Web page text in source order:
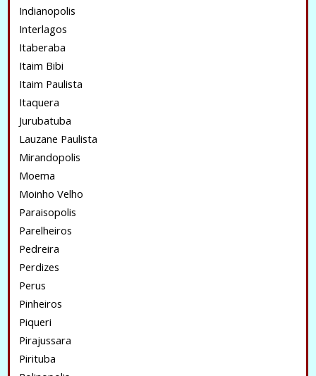
Indianopolis
Interlagos
Itaberaba
Itaim Bibi
Itaim Paulista
Itaquera
Jurubatuba
Lauzane Paulista
Mirandopolis
Moema
Moinho Velho
Paraisopolis
Parelheiros
Pedreira
Perdizes
Perus
Pinheiros
Piqueri
Pirajussara
Pirituba